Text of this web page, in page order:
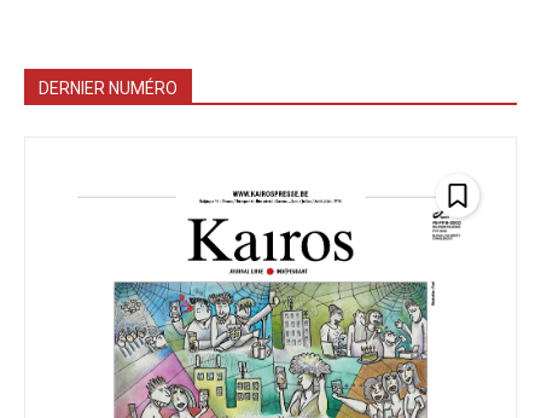
DERNIER NUMÉRO